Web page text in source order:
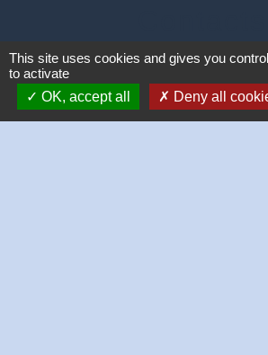
Commune de Dingsheim
67370 Dingsheim - FRANCE
+33 3 88 56 21 32
This site uses cookies and gives you
to activate
OK, accept all
Deny all